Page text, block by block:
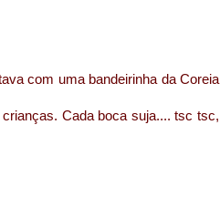
com uma bandeirinha da Coreia
Cada boca suja.... tsc tsc,